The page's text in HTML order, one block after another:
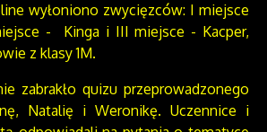
wyłoniono zwycięzców: I miejsce
- Kinga i III miejsce - Kacper,
z klasy 1M.
zabrakło quizu przeprowadzonego
Natalię i Weronikę. Uczennice i